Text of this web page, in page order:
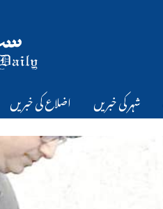
شہر کی خبریں اضلاع کی خبریں